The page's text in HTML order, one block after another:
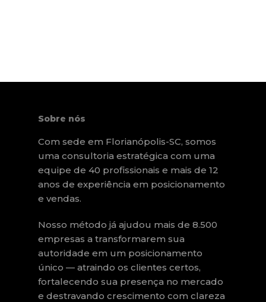
Sobre nós
Com sede em Florianópolis-SC, somos
uma consultoria estratégica com uma
equipe de 40 profissionais e mais de 12
anos de experiência em posicionamento
e vendas.
Nosso método já ajudou mais de 8.500
empresas a transformarem sua
autoridade em um posicionamento
único — atraindo os clientes certos,
fortalecendo sua presença no mercado
e destravando crescimento com clareza